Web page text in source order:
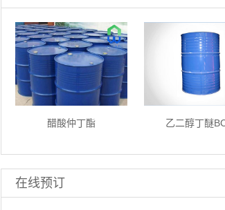
醋酸仲丁酯 乙二醇丁醚
在线预订